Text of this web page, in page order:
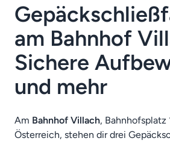
am Bahnhof
Sichere
und mehr
Am Bahnhof Villach, Bahnhofsplatz
Österreich, stehen dir drei